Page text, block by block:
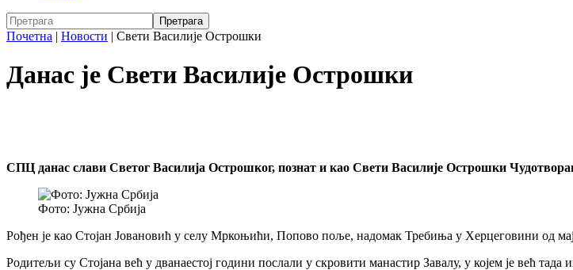
Почетна | Новости | Свети Василије Острошки
Данас је Свети Василије Острошки
СПЦ данас слави Светог Василија Острошког, познат и као Свети Василије Острошки
Фото: Јужна Србија
Рођен је као Стојан Јовановић у селу Мркоњићи, Попово поље, надомак Требиња у Херцеговини од
Родитељи су Стојана већ у дванаестој години послали у скровити манастир Завалу, у којем је већ